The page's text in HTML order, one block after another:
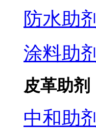
防水助剂
涂料助剂
皮革助剂
中和助剂